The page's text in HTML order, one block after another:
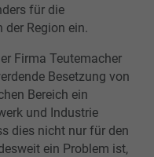
für die
Region ein.
Firma Teutemacher
Besetzung von
Bereich ein
und Industrie
dies nicht nur für den
ein Problem ist,